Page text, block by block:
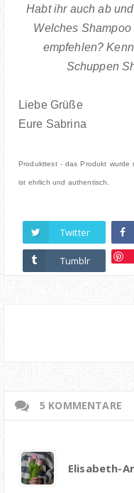
Habt ihr auch ab
Welches
empfehlen?
Schuppen
Liebe Grüße
Eure Sabrina
Produkttest - das Produkt wurde
ist ehrlich und authentisch.
Twitter
Tumblr
5 KOMMENTARE
Elisabeth-